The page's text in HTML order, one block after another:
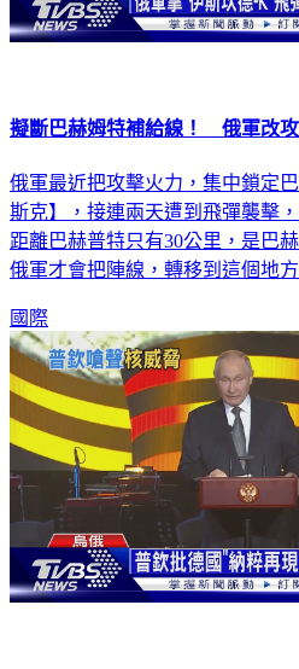
擬斷巴赫姆特補給線！ 俄軍改攻
俄軍最近把攻擊火力，集中鎖定
斯克】，接連兩天遭到飛彈襲擊
距離巴赫普特只有30公里，是巴
俄軍才會把陣線，轉移到這個地方
國際